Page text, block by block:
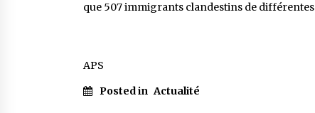
que 507 immigrants clandestins de
APS
Posted in Actualité